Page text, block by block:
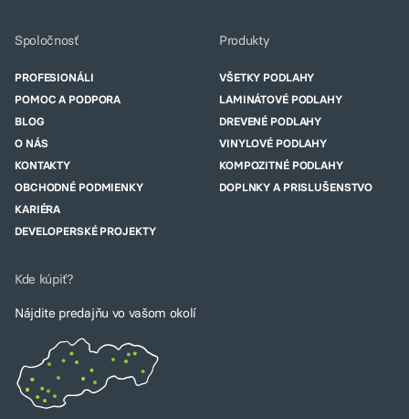
Spoločnosť
PROFESIONÁLI
POMOC A PODPORA
BLOG
O NÁS
KONTAKTY
OBCHODNÉ PODMIENKY
KARIÉRA
DEVELOPERSKÉ PROJEKTY
Produkty
VŠETKY PODLAHY
LAMINÁTOVÉ PODLAHY
DREVENÉ PODLAHY
VINYLOVÉ PODLAHY
KOMPOZITNÉ PODLAHY
DOPLNKY A PRISLUŠENSTVO
Kde kúpiť?
Nájdite predajňu vo vašom okolí